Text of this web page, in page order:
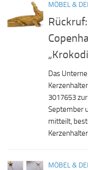
MÖBEL &
Das
3017653
September
mitteilt,
MÖBEL &